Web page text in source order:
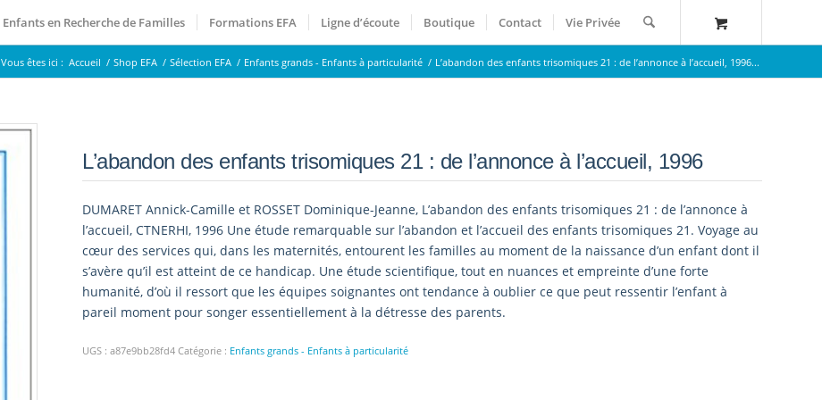
Enfants en Recherche de Familles Formations EFA Ligne d’écoute Boutique Contact Vie Privée
Vous êtes ici : Accueil / Shop EFA / Sélection EFA / Enfants grands - Enfants à particularité / L’abandon des enfants trisomiques 21 : de l’annonce à l’accueil, 1996...
L’abandon des enfants trisomiques 21 : de l’annonce à l’accueil, 1996
DUMARET Annick-Camille et ROSSET Dominique-Jeanne, L’abandon des enfants trisomiques 21 : de l’annonce à
l’accueil, CTNERHI, 1996 Une étude remarquable sur l’abandon et l’accueil des enfants trisomiques 21. Voyage au
cœur des services qui, dans les maternités, entourent les familles au moment de la naissance d’un enfant dont il
s’avère qu’il est atteint de ce handicap. Une étude scientifique, tout en nuances et empreinte d’une forte
humanité, d’où il ressort que les équipes soignantes ont tendance à oublier ce que peut ressentir l’enfant à
pareil moment pour songer essentiellement à la détresse des parents.
UGS :a87e9bb28fd4 Catégorie : Enfants grands - Enfants à particularité